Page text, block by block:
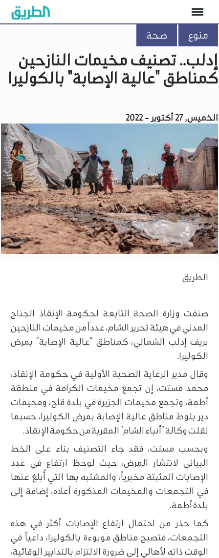
منوع صحة
إدلب.. تصنيف مخيمات النازحين
كمناطق "عالية الإصابة" بالكوليرا
الخميس, 27 أكتوبر - 2022
الطريق
صنفت وزارة الصحة التابعة لحكومة الإنقاذ الجناح
المدني في هيئة تحرير الشام، عدداً من مخيمات النازحين
بريف إدلب الشمالي، كمناطق "عالية الإصابة" بمرض
الكوليرا.
وقال مدير الرعاية الصحية الأولية في حكومة الإنقاذ،
محمد مستت، إن تجمع مخيمات الكرامة في منطقة
أطمة، وتجمع مخيمات الجزيرة في بلدة قاح، ومخيمات
دير بلوط مناطق عالية الإصابة بمرض الكوليرا، حسبما
نقلت وكالة "أنباء الشام" المقربة من حكومة الإنقاذ.
وبحسب مستت، فقد جاء التصنيف بناء على الخط
البياني لانتشار المرض، حيث لوحظ ارتفاع في عدد
الإصابات المثبتة مخبرياً، والمشتبه بها التي أُبلغ عنها
في التجمعات والمخيمات المذكورة أعلاه، إضافة إلى
بلدة أطمة.
كما حذر من احتمال ارتفاع الإصابات أكثر في هذه
التجمعات، فتصبح مناطق موبوءة بالكوليرا، داعياً في
الوقت ذاته لأهالي إلى ضرورة الالتزام بالتدابير الوقائية،